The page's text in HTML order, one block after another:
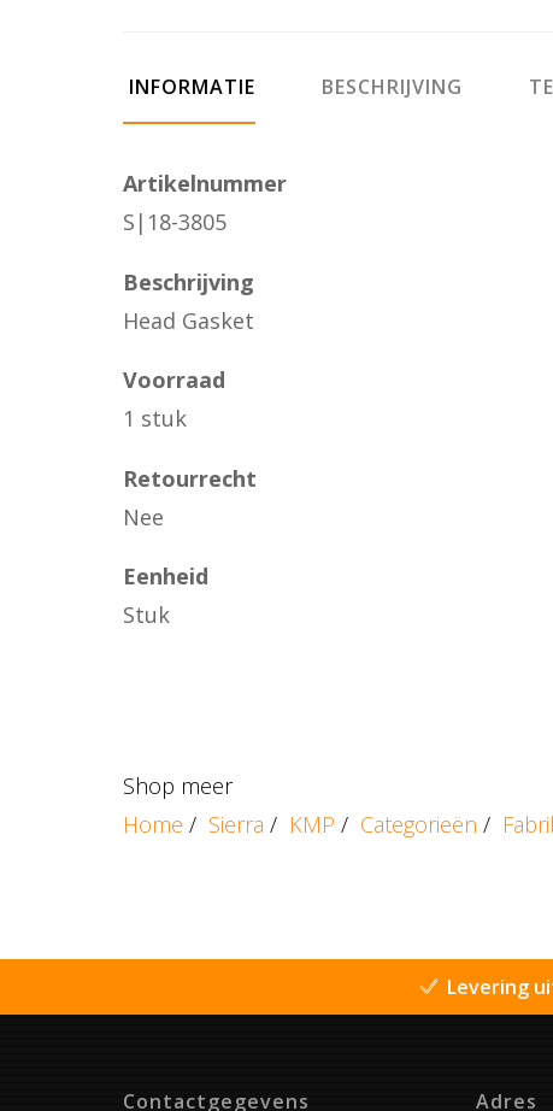
INFORMATIE BESCHRIJVING
Artikelnummer
S|18-3805
Beschrijving
Head Gasket
Voorraad
1 stuk
Retourrecht
Nee
Eenheid
Stuk
Shop meer
Home / Sierra / KMP / Categorieën /
Levering
Contactgegevens Adres